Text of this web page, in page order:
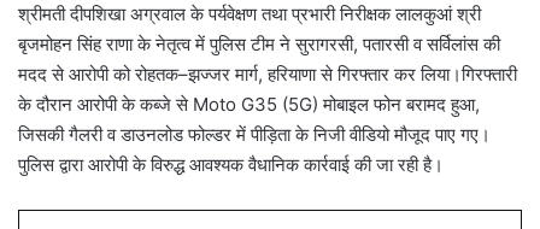
श्रीमती दीपशिखा अग्रवाल के पर्यवेक्षण तथा प्रभारी निरीक्षक लालकुआं श्री
बृजमोहन सिंह राणा के नेतृत्व में पुलिस टीम ने सुरागरसी, पतारसी व सर्विलांस की
मदद से आरोपी को रोहतक–झज्जर मार्ग, हरियाणा से गिरफ्तार कर लिया।गिरफ्तारी
के दौरान आरोपी के कब्जे से Moto G35 (5G) मोबाइल फोन बरामद हुआ,
जिसकी गैलरी व डाउनलोड फोल्डर में पीड़िता के निजी वीडियो मौजूद पाए गए।
पुलिस द्वारा आरोपी के विरुद्ध आवश्यक वैधानिक कार्रवाई की जा रही है।